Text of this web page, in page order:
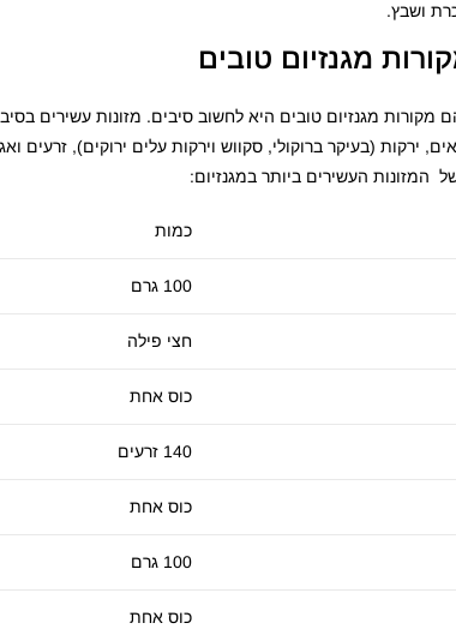
ושבץ.
מגנזיום טובים
מקורות מגנזיום טובים היא לחשוב סיבים. מזונות עשירים
ירקות (בעיקר ברוקולי, סקווש וירקות עלים ירוקים),
המזונות העשירים ביותר במגנזיום:
כמות
100 גרם
חצי פילה
כוס אחת
140 זרעים
כוס אחת
100 גרם
כוס אחת